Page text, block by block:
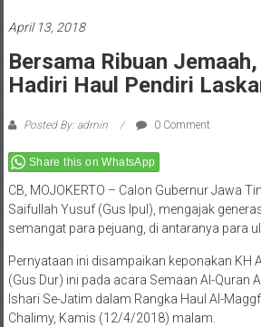
April 13, 2018
Bersama Ribuan Jemaah,
Hadiri Haul Pendiri
Posted By: admin 0 Comment
Share this on WhatsApp
CB, MOJOKERTO – Calon Gubernur Jawa
Saifullah Yusuf (Gus Ipul), mengajak
semangat para pejuang, di antaranya para
Pernyataan ini disampaikan keponakan KH
(Gus Dur) ini pada acara Semaan Al-Quran
Ishari Se-Jatim dalam Rangka Haul Al-
Chalimy, Kamis (12/4/2018) malam.